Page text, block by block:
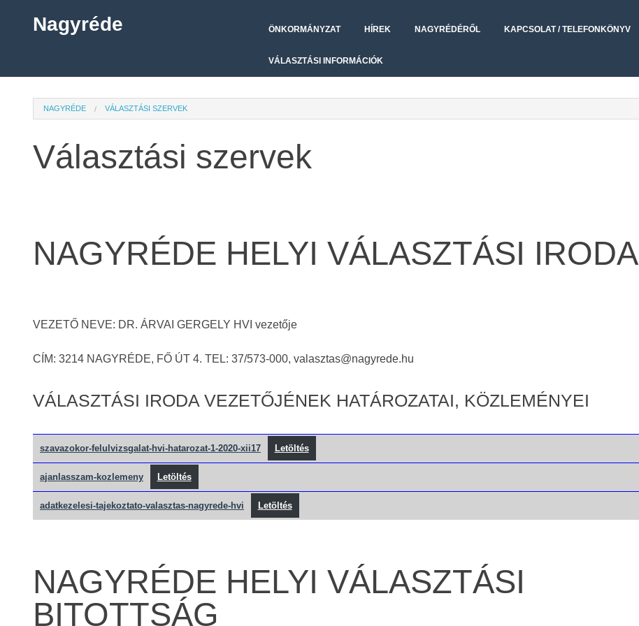
Nagyréde ÖNKORMÁNYZAT HÍREK NAGYRÉDÉRŐL KAPCSOLAT / TELEFONKÖNYV
VÁLASZTÁSI INFORMÁCIÓK
NAGYRÉDE VÁLASZTÁSI SZERVEK
Választási szervek
NAGYRÉDE HELYI VÁLASZTÁSI IRODA
VEZETŐ NEVE: DR. ÁRVAI GERGELY HVI vezetője
CÍM: 3214 NAGYRÉDE, FŐ ÚT 4. TEL: 37/573-000, valasztas@nagyrede.hu
VÁLASZTÁSI IRODA VEZETŐJÉNEK HATÁROZATAI, KÖZLEMÉNYEI
szavazokor-felulvizsgalat-hvi-hatarozat-1-2020-xii17 Letöltés
ajanlasszam-kozlemeny Letöltés
adatkezelesi-tajekoztato-valasztas-nagyrede-hvi Letöltés
NAGYRÉDE HELYI VÁLASZTÁSI
BITOTTSÁG